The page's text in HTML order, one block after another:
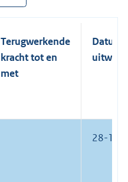
Terugwerkende
kracht tot en
met
Datum
28-12-